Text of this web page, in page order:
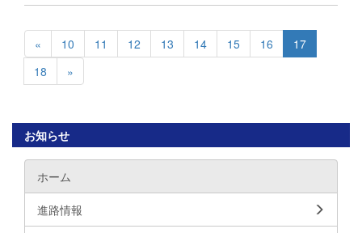
« 10 11 12 13 14 15 16
17
18
»
お知らせ
ホーム
進路情報